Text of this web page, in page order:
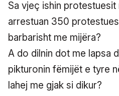
Sa vjeç ishin protestuesit
arrestuan 350
barbarisht me mijëra?
A do dilnin dot me lapsa
pikturonin fëmijët e tyre
lahej me gjak si dikur?